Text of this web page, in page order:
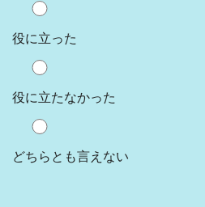
役に立った
役に立たなかった
どちらとも言えない